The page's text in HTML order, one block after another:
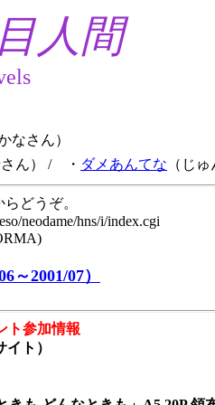
人間
なさん）
ん） / ・ ダメあんてな （じ
らどうぞ。
neodame/hns/i/index.cgi
～2001/07）
ト参加情報
ト）